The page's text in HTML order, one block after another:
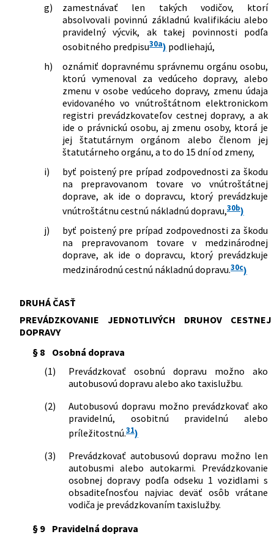
g)
zamestnávať len takých vodičov, ktorí
absolvovali povinnú základnú kvalifikáciu alebo
pravidelný výcvik, ak takej povinnosti podľa
osobitného predpisu30a) podliehajú,
h)
oznámiť dopravnému správnemu orgánu osobu,
ktorú vymenoval za vedúceho dopravy, alebo
zmenu v osobe vedúceho dopravy, zmenu údaja
evidovaného vo vnútroštátnom elektronickom
registri prevádzkovateľov cestnej dopravy, a ak
ide o právnickú osobu, aj zmenu osoby, ktorá je
jej štatutárnym orgánom alebo členom jej
štatutárneho orgánu, a to do 15 dní od zmeny,
i)
byť poistený pre prípad zodpovednosti za škodu
na prepravovanom tovare vo vnútroštátnej
doprave, ak ide o dopravcu, ktorý prevádzkuje
vnútroštátnu cestnú nákladnú dopravu,30b)
j)
byť poistený pre prípad zodpovednosti za škodu
na prepravovanom tovare v medzinárodnej
doprave, ak ide o dopravcu, ktorý prevádzkuje
medzinárodnú cestnú nákladnú dopravu.30c)
DRUHÁ ČASŤ
PREVÁDZKOVANIE JEDNOTLIVÝCH DRUHOV CESTNEJ
DOPRAVY
§ 8
Osobná doprava
(1)
Prevádzkovať osobnú dopravu možno ako
autobusovú dopravu alebo ako taxislužbu.
(2)
Autobusovú dopravu možno prevádzkovať ako
pravidelnú, osobitnú pravidelnú alebo
príležitostnú.31)
(3)
Prevádzkovať autobusovú dopravu možno len
autobusmi alebo autokarmi. Prevádzkovanie
osobnej dopravy podľa odseku 1 vozidlami s
obsaditeľnosťou najviac deväť osôb vrátane
vodiča je prevádzkovaním taxislužby.
§ 9
Pravidelná doprava